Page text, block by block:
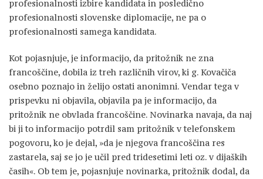
profesionalnosti izbire kandidata in posledično
profesionalnosti slovenske diplomacije, ne pa o
profesionalnosti samega kandidata.
Kot pojasnjuje, je informacijo, da pritožnik ne zna
francoščine, dobila iz treh različnih virov, ki g. Kovačiča
osebno poznajo in želijo ostati anonimni. Vendar tega v
prispevku ni objavila, objavila pa je informacijo, da
pritožnik ne obvlada francoščine. Novinarka navaja, da naj
bi ji to informacijo potrdil sam pritožnik v telefonskem
pogovoru, ko je dejal, »da je njegova francoščina res
zastarela, saj se jo je učil pred tridesetimi leti oz. v dijaških
časih«. Ob tem je, pojasnjuje novinarka, pritožnik dodal, da